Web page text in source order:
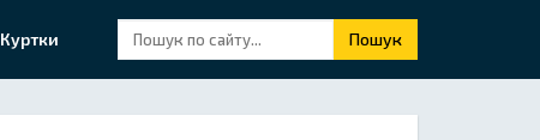
Куртки Пошук